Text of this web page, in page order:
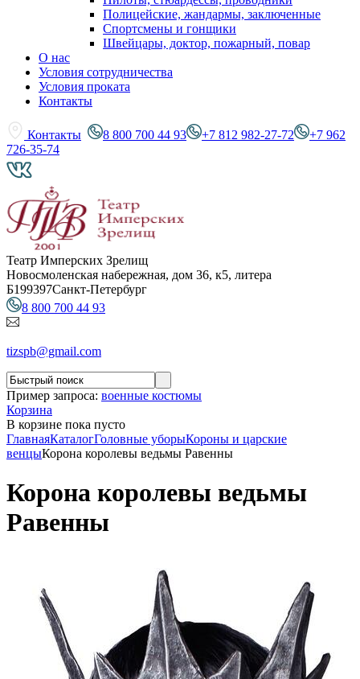
Полицейские, жандармы, заключенные
Спортсмены и гонщики
Швейцары, доктор, пожарный, повар
О нас
Условия сотрудничества
Условия проката
Контакты
Контакты 8 800 700 44 93 +7 812 982-27-72
+7 962
726-35-74
Театр Имперских Зрелищ
Новосмоленская набережная, дом 36, к5, литера
Б199397Санкт-Петербург
8 800 700 44 93
tizspb@gmail.com
Пример запроса: военные костюмы
Корзина
В корзине пока пусто
ГлавнаяКаталогГоловные уборыКороны и царские
венцыКорона королевы ведьмы Равенны
Корона королевы ведьмы
Равенны